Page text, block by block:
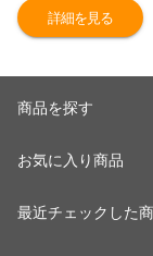
蒲焼き 食品 ギフ
ト 誕生日プレゼ
お取り寄せ グル
メ 海鮮 人気 お
すすめ お中元 御
対応可＞
詳細を見る
商品を探す
お気に入り商品
最近チェックした